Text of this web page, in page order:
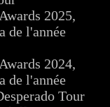
2025,
de l'année
2024,
de l'année
Tour